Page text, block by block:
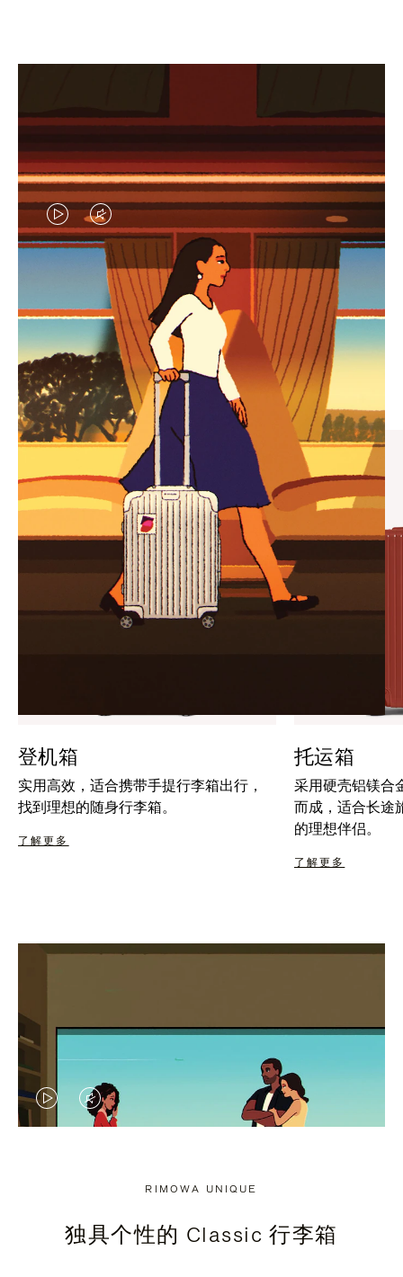
视
频
暂
停，
请
按
下
暂
视
频
已
静
音，
请
点
击
按
钮
取
消
静
臻礼指南
寻觅心仪的出行伴侣，与您共
享缤纷旅程
登机箱
实用高效，适合携带手提行李箱出行，
找到理想的随身行李箱。
了解更多
托运箱
采用硬壳铝镁合
而成，适合长途
的理想伴侣。
了解更多
视
停，
视
音，
RIMOWA UNIQUE
独具个性的 Classic 行李箱